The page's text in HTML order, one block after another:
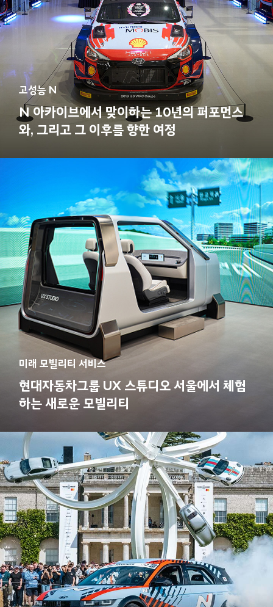
고성능 N
N 아카이브에서 맞이하는 10년의 퍼포먼스
와, 그리고 그 이후를 향한 여정
미래 모빌리티 서비스
현대자동차그룹 UX 스튜디오 서울에서 체험
하는 새로운 모빌리티